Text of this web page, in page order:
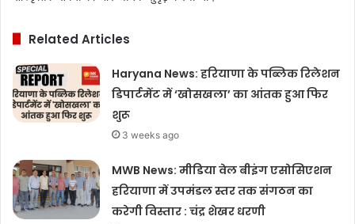
Related Articles
Haryana News: हरियाणा के पब्लिक रिलेशन
डिपार्टमेंट में ‘खोसखला’ का आंतक हुआ फिर
शुरू
3 weeks ago
MWB News: मीडिया वेल बीइंग एसोसिएशन
हरियाणा में उपमंडल स्तर तक संगठन का
करेगी विस्तार : चंद्र शेखर धरणी